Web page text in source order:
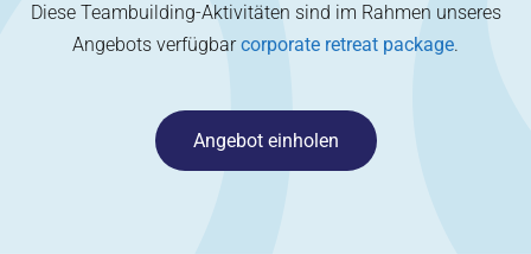
Diese Teambuilding-Aktivitäten sind im Rahmen unseres
Angebots verfügbarcorporate retreat package.
Angebot einholen